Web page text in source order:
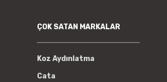
ÇOK SATAN MARKALAR
Koz Aydınlatma
Cata